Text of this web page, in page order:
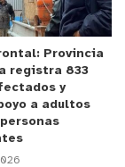
a distintos
isla, en una
familias en
refleja el
y la
Provincia
registra 833
y
a adultos